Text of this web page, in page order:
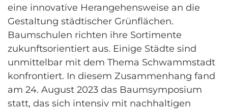
eine innovative Herangehensweise an die
Gestaltung städtischer Grünflächen.
Baumschulen richten ihre Sortimente
zukunftsorientiert aus. Einige Städte sind
unmittelbar mit dem Thema Schwammstadt
konfrontiert. In diesem Zusammenhang fand
am 24. August 2023 das Baumsymposium
statt, das sich intensiv mit nachhaltigen